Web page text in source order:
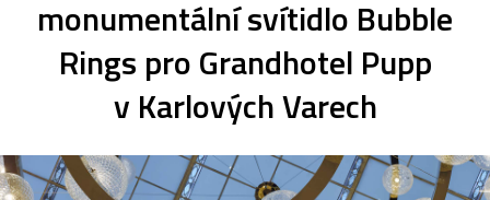
monumentální svítidlo Bubble
Rings pro Grandhotel Pupp
v Karlových Varech